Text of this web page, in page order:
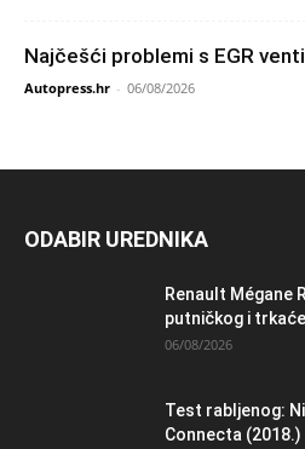
Najčešći problemi s EGR
Autopress.hr - 06/08/2026
ODABIR UREDNIKA
Renault Mégane
putničkog i
06/08/2026
Test rabljenog:
Connecta (2018.)